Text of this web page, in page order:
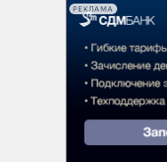
РЕКЛАМА